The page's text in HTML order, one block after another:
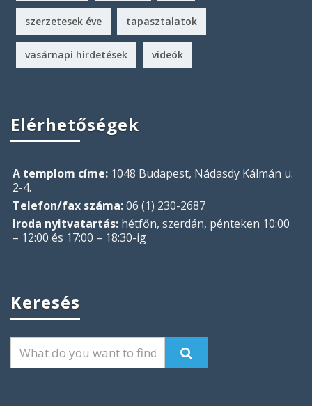
szerzetesek éve tapasztalatok
vasárnapi hirdetések videók
Elérhetőségek
A templom címe: 1048 Budapest, Nádasdy Kálmán u.
2-4.
Telefon/fax száma:06 (1) 230-2687
Iroda nyitvatartás: hétfőn, szerdán, pénteken 10:00
– 12:00 és 17:00 – 18:30-ig
Keresés